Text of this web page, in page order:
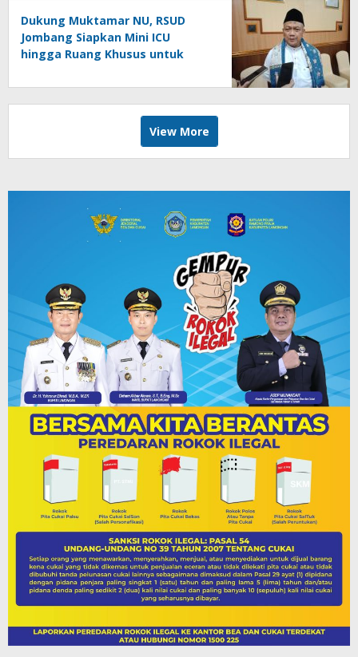
Dukung Muktamar NU, RSUD
Jombang Siapkan Mini ICU
hingga Ruang Khusus untuk
View More